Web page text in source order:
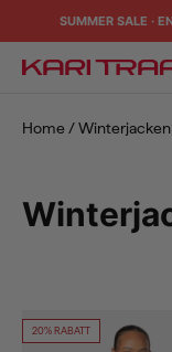
SUMMER SALE ·
Kari Traa
Home /
20% RABATT